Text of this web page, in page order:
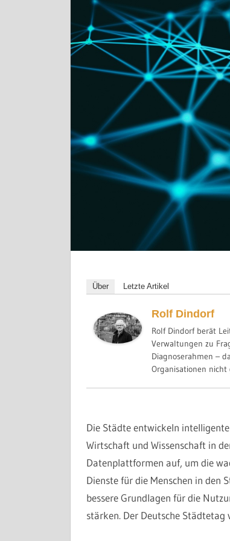
Über Letzte Artikel
Rolf Dindorf
Rolf Dindorf berät
Verwaltungen zu
Diagnoserahmen –
Organisationen
Die Städte entwickeln
Wirtschaft und Wissenschaft in
Datenplattformen auf, um die
Dienste für die Menschen in den
bessere Grundlagen für die
stärken. Der Deutsche